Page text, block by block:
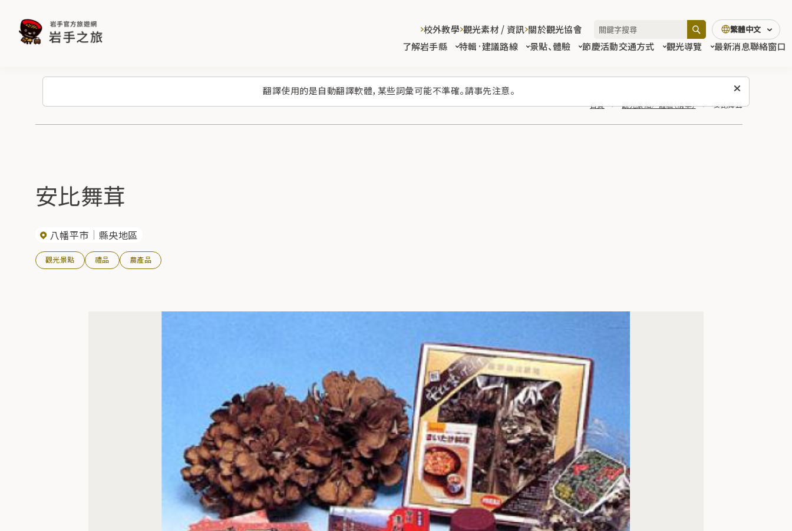
翻譯使用的是自動翻譯軟體，某些詞彙可能不準確。請事先注意。
了解岩手縣 特輯·建議路線 景點、體驗 節慶活動交通方式 觀光導覽 最新消息聯絡窗口
校外教學 觀光素材 / 資訊 關於觀光協會 繁體中文
首頁 觀光景點／體驗（清單） 安比舞茸
安比舞茸
八幡平市 縣央地區
觀光景點 禮品 農產品